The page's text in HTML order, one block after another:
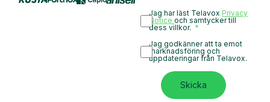
Jag har läst Telavox Privacy
Noticeoch samtycker till
dess villkor.
Jag godkänner att ta emot
marknadsföring och
uppdateringar från Telavox.
Skicka